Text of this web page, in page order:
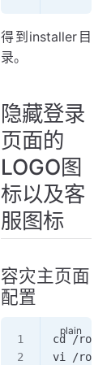
得到installer目
录。
隐藏登录
页面的
LOGO图
标以及客
服图标
容灾主页面
配置
cd /root/
vi /root/